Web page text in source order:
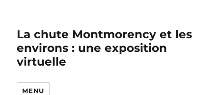
La chute Montmorency et les
environs : une exposition
virtuelle
MENU